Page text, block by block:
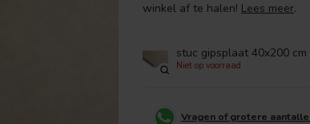
winkel af te halen! Lees meer.
stuc gipsplaat 40x200 cm
Niet op voorraad
Vragen of grotere